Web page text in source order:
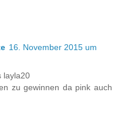
16. November 2015 um
layla20
zu gewinnen da pink auch